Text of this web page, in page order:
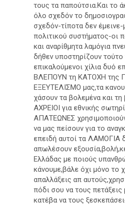
τους τα παπούτσια.Και το
όλο σχεδόν το
σχεδόν-τίποτα δεν
πολιτικού συστήματος-οι
και αναρίθμητα λαμόγια
δήθεν υποστηρίζουν
επικαλούμενοι χίλια δυό
ΒΛΕΠΟΥΝ τη ΚΑΤΟΧΗ της
ΕΞΕΥΤΕΛΙΣΜΟ μας,τα
χάσουν τα βολεμένα και
ΑΧΡΕΙΟΙ για εθνικής
ΑΠΑΤΕΩΝΕΣ
να μας πείσουν για το
επειδή αυτοί τα ΛΑΜΟΓΙΑ
απωλέσουν
Ελλάδας με ποιούς
κάνουμε,βάλε όχι μόνο το
απαλλάξεις απ
πόδι σου να τους
κατέβα να τους